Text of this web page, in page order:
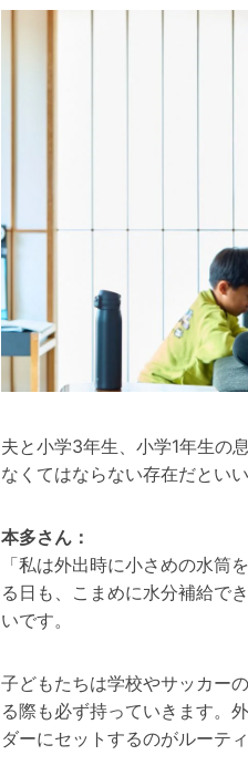
夫と小学3年生、小学1年生の
なくてはならない存在だといい
本多さん：
「私は外出時に小さめの水筒
る日も、こまめに水分補給で
いです。
子どもたちは学校やサッカー
る際も必ず持っていきます。
ダーにセットするのがルーティ